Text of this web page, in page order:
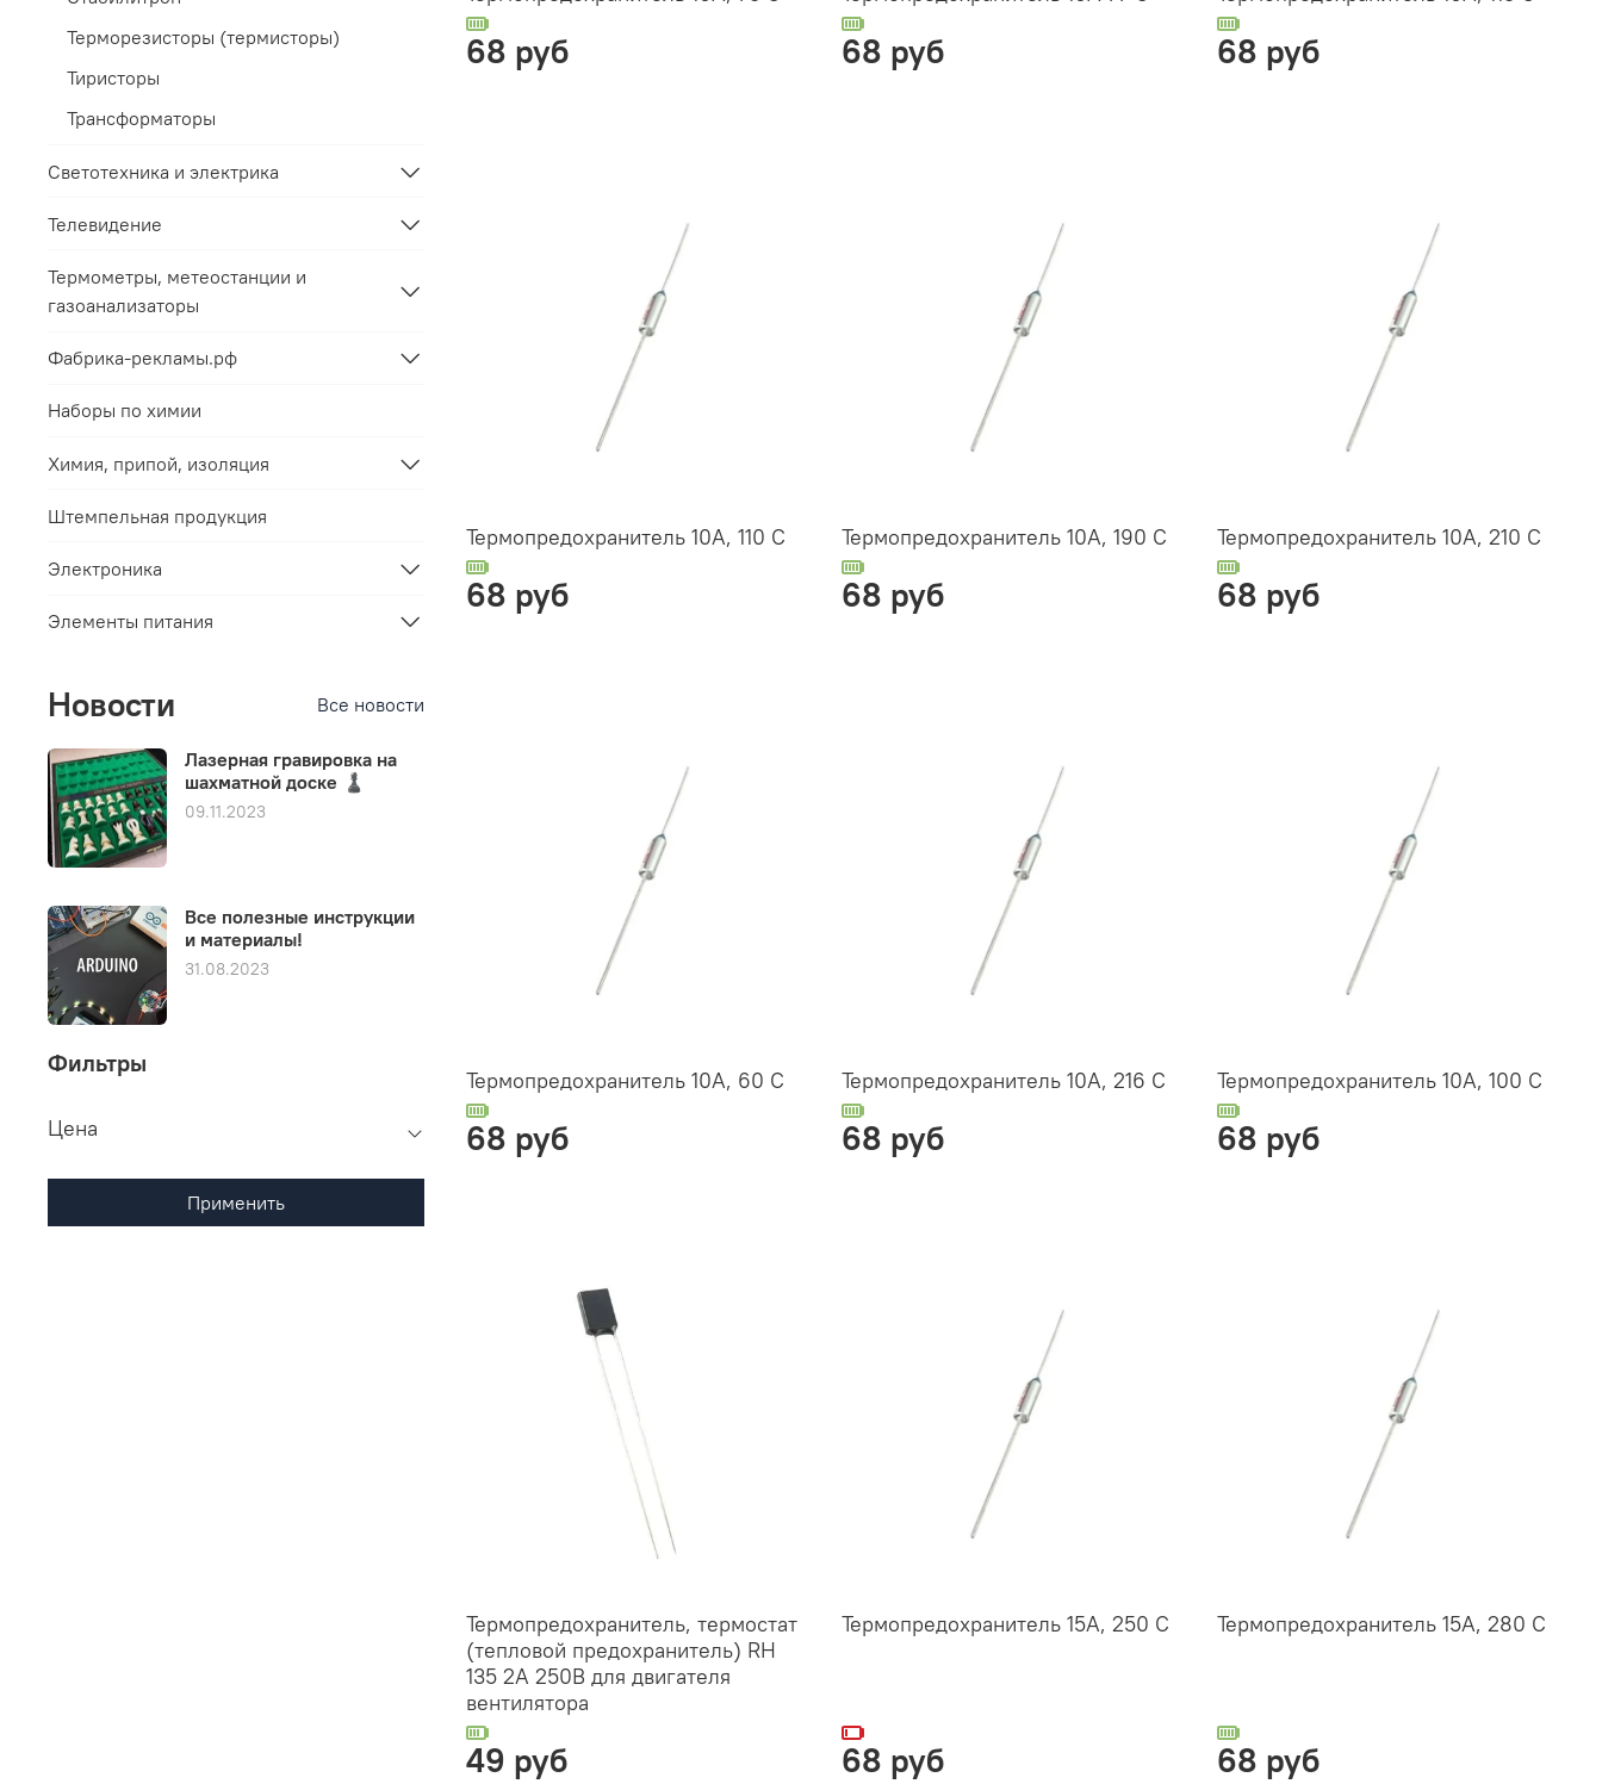
68 руб 68 руб 68 руб
Термопредохранитель 10А, 110 С
68 руб
Термопредохранитель 10А, 190 С
68 руб
Термопредохранитель 10А, 210 С
68 руб
Термопредохранитель 10А, 60 С
68 руб
Термопредохранитель 10А, 216 С
68 руб
Термопредохранитель 10А, 100 С
68 руб
Термопредохранитель, термостат
(тепловой предохранитель) RH
135 2А 250B для двигателя
вентилятора
49 руб
Термопредохранитель 15А, 250 C
68 руб
Термопредохранитель 15А, 280 C
68 руб
Терморезисторы (термисторы)
Тиристоры
Трансформаторы
Светотехника и электрика
Телевидение
Термометры, метеостанции и
газоанализаторы
Фабрика-рекламы.рф
Наборы по химии
Химия, припой, изоляция
Штемпельная продукция
Электроника
Элементы питания
Новости Все новости
Лазерная гравировка на
шахматной доске ♟️
09.11.2023
Все полезные инструкции
и материалы!
31.08.2023
Фильтры
Цена
Применить